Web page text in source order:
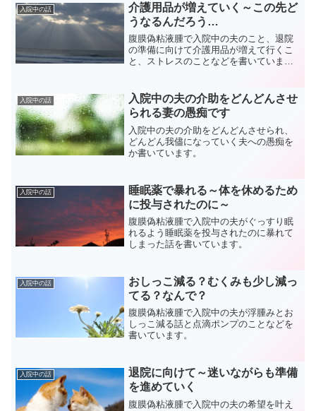
入院中の話
介護用品が増えていく～この先ど
うなるんだろう…
腹膜偽粘液腫で入院中の夫のこと、退院
の準備に向けて介護用品が増えて行くこ
と、ストレスのことなどを書いていま
入院中の話
入院中の夫の介助をどんどんさせ
られる妻の愚痴です
入院中の夫の介助をどんどんさせられ、
どんどん我儘になっていく夫への愚痴を
か書いています。
入院中の話
睡眠薬で暴れる～体を休めるため
に投与されたのに～
腹膜偽粘液腫で入院中の夫がぐっすり眠
れるよう睡眠薬を投与されたのに暴れて
しまった話を書いています。
入院中の話
おしっこ減る？むくみも少し減っ
てる？なんで？
腹膜偽粘液腫で入院中の夫が浮腫みとお
しっこ減る話と点滴ポンプのことなどを
書いています。
入院中の話
退院に向けて～迷いながらも準備
を進めていく
腹膜偽粘液腫で入院中の夫の希望を叶え